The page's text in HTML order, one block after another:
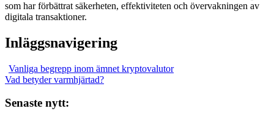
som har förbättrat säkerheten, effektiviteten och övervakningen av
digitala transaktioner.
Inläggsnavigering
Vanliga begrepp inom ämnet kryptovalutor
Vad betyder varmhjärtad?
Senaste nytt: